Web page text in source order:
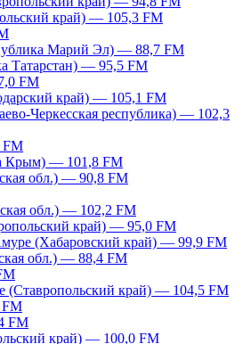
край) — 105,3 FM
Марий Эл) — 88,7 FM
Татарстан) — 95,5 FM
FM
край) — 105,1 FM
Черкесская республика) — 102,3
FM
Крым) — 101,8 FM
обл.) — 90,8 FM
обл.) — 102,2 FM
край) — 95,0 FM
(Хабаровский край) — 99,9 FM
обл.) — 88,4 FM
(Ставропольский край) — 104,5 FM
FM
край) — 100,0 FM